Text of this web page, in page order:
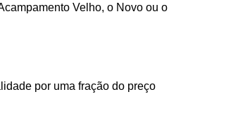
Velho, o Novo ou o
por uma fração do preço